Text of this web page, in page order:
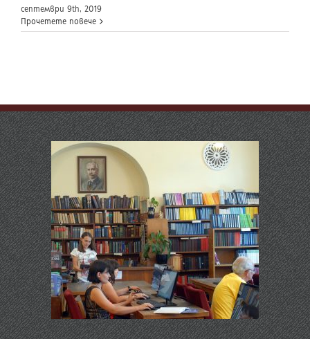
септември 9th, 2019
Прочетете повече